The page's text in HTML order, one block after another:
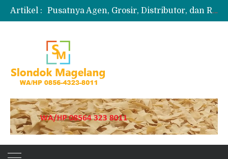
Artikel :
Pusatnya Agen, Grosir, Distributor, dan Reseller Puyur Koin
Produksi Slondok
Jual Puyur Koin Mentah 1 Ball 5 kg